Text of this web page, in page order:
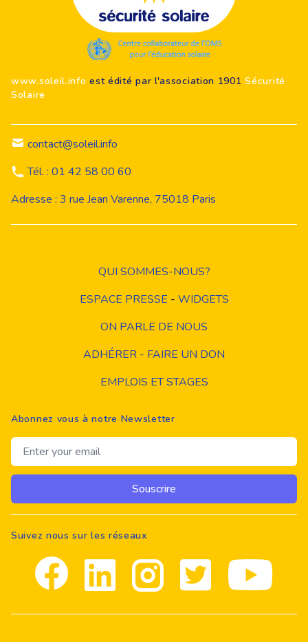
www.soleil.info est édité par l'association 1901Sécurité
Solaire
contact@soleil.info
Tél. : 01 42 58 00 60
Adresse : 3 rue Jean Varenne, 75018 Paris
QUI SOMMES-NOUS?
ESPACE PRESSE - WIDGETS
ON PARLE DE NOUS
ADHÉRER - FAIRE UN DON
EMPLOIS ET STAGES
Abonnez vous à notre Newsletter
Email address
Souscrire
Suivez nous sur les réseaux
Facebook Linkedin Instagram Twitter youtube